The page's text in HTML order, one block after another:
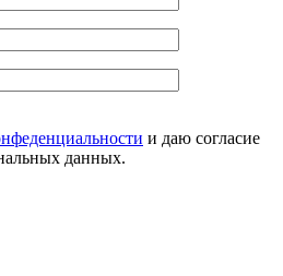
и даю согласие
данных.